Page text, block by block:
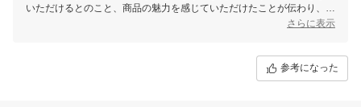
いただけるとのこと、商品の魅力を感じていただけたことが伝わり、何
よりです。ぜひご自身のプレースタイルに合うようにご活用いただき、
さらに表示
参考になった